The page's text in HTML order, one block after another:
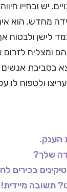
יש ובחייו
מחדש. הוא
לישן ולבטוח
ומצליח
בסביבת אנשים
ולטפוח לו
הענק.
שלך?
בכירים
תשובה מיידית!